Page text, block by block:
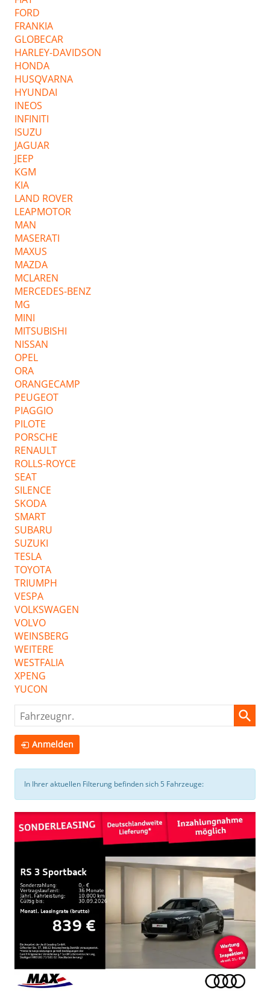
In Ihrer aktuellen Filterung befinden sich 5 Fahrzeuge:
FORD
FRANKIA
GLOBECAR
HARLEY-DAVIDSON
HONDA
HUSQVARNA
HYUNDAI
INEOS
INFINITI
ISUZU
JAGUAR
JEEP
KGM
KIA
LAND ROVER
LEAPMOTOR
MAN
MASERATI
MAXUS
MAZDA
MCLAREN
MERCEDES-BENZ
MG
MINI
MITSUBISHI
NISSAN
OPEL
ORA
ORANGECAMP
PEUGEOT
PIAGGIO
PILOTE
PORSCHE
RENAULT
ROLLS-ROYCE
SEAT
SILENCE
SKODA
SMART
SUBARU
SUZUKI
TESLA
TOYOTA
TRIUMPH
VESPA
VOLKSWAGEN
VOLVO
WEINSBERG
WEITERE
WESTFALIA
XPENG
YUCON
Fahrzeugnr.
Anmelden